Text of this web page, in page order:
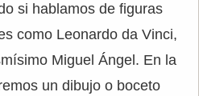
si hablamos de figuras
como Leonardo da Vinci,
Miguel Ángel. En la
un dibujo o boceto